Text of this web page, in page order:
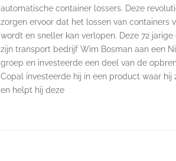
automatische container lossers. Deze
zorgen ervoor dat het lossen van containers
wordt en sneller kan verlopen. Deze 72
zijn transport bedrijf Wim Bosman aan een
groep en investeerde een deel van de
Copal investeerde hij in een product waar
en helpt hij deze